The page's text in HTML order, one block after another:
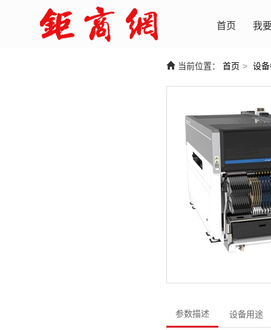
首页 我
当前位置： 首页 > 设
参数描述 设备用途